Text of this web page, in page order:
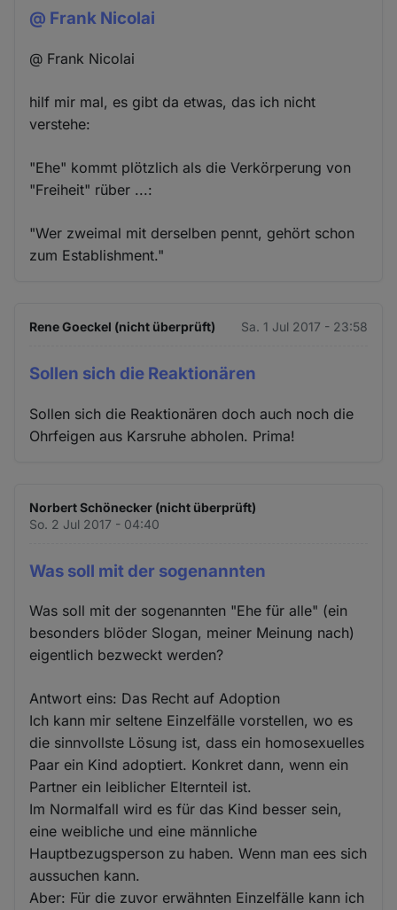
@ Frank Nicolai
@ Frank Nicolai
hilf mir mal, es gibt da etwas, das ich nicht
verstehe:
"Ehe" kommt plötzlich als die Verkörperung von
"Freiheit" rüber ...:
"Wer zweimal mit derselben pennt, gehört schon
zum Establishment."
Rene Goeckel (nicht überprüft) Sa. 1 Jul 2017 - 23:58
Sollen sich die Reaktionären
Sollen sich die Reaktionären doch auch noch die
Ohrfeigen aus Karsruhe abholen. Prima!
Norbert Schönecker (nicht überprüft)
So. 2 Jul 2017 - 04:40
Was soll mit der sogenannten
Was soll mit der sogenannten "Ehe für alle" (ein
besonders blöder Slogan, meiner Meinung nach)
eigentlich bezweckt werden?
Antwort eins: Das Recht auf Adoption
Ich kann mir seltene Einzelfälle vorstellen, wo es
die sinnvollste Lösung ist, dass ein homosexuelles
Paar ein Kind adoptiert. Konkret dann, wenn ein
Partner ein leiblicher Elternteil ist.
Im Normalfall wird es für das Kind besser sein,
eine weibliche und eine männliche
Hauptbezugsperson zu haben. Wenn man ees sich
aussuchen kann.
Aber: Für die zuvor erwähnten Einzelfälle kann ich